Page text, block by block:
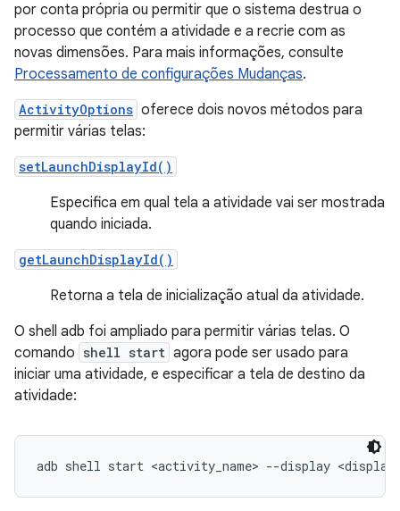
por conta própria ou permitir que o sistema destrua o
processo que contém a atividade e a recrie com as
novas dimensões. Para mais informações, consulte
Processamento de configurações Mudanças.
ActivityOptions oferece dois novos métodos para
permitir várias telas:
setLaunchDisplayId()
Especifica em qual tela a atividade vai ser mostrada
quando iniciada.
getLaunchDisplayId()
Retorna a tela de inicialização atual da atividade.
O shell adb foi ampliado para permitir várias telas. O
comando shell start agora pode ser usado para
iniciar uma atividade, e especificar a tela de destino da
atividade: